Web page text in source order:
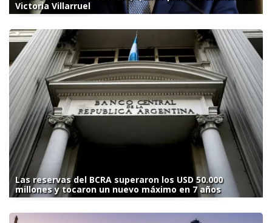
Victoria Villarruel
Las reservas del BCRA superaron los USD 50.000
millones y tocaron un nuevo máximo en 7 años